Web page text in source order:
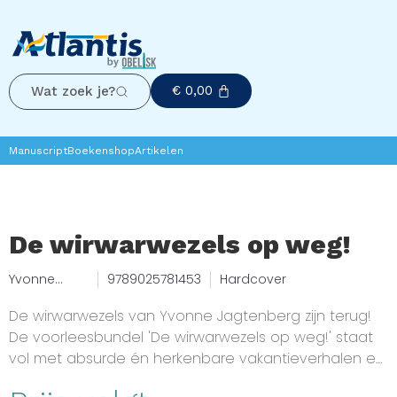
Wat zoek je? € 0,00
ManuscriptBoekenshopArtikelen
De wirwarwezels op weg!
Yvonne
9789025781453 Hardcover
De wirwarwezels van Yvonne Jagtenberg zijn terug!
De voorleesbundel 'De wirwarwezels op weg!' staat
vol met absurde én herkenbare vakantieverhalen en